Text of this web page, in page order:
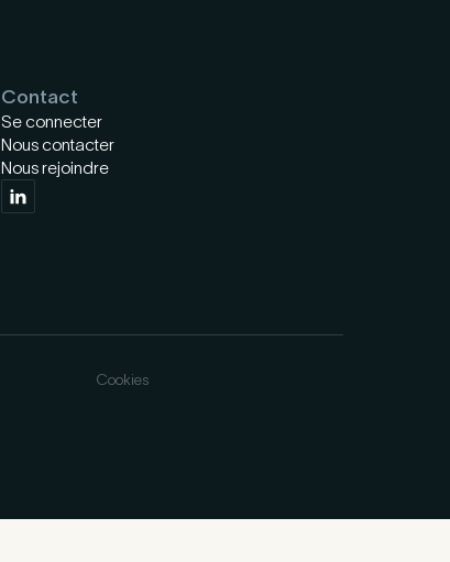
Contact
Se connecter
Nous contacter
Nous rejoindre
Cookies